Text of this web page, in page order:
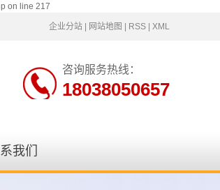
on line 217
企业分站 网站地图 RSS XML
咨询服务热线：
18038050657
我们